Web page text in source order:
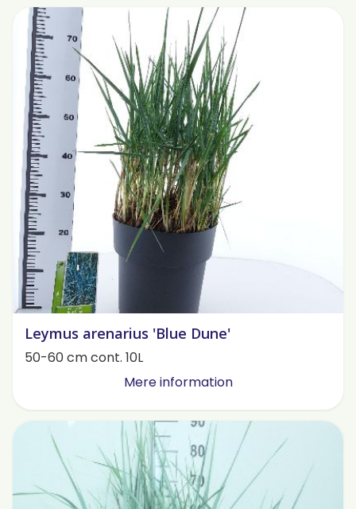
Leymus arenarius 'Blue Dune'
50-60 cm cont. 10L
Mere information